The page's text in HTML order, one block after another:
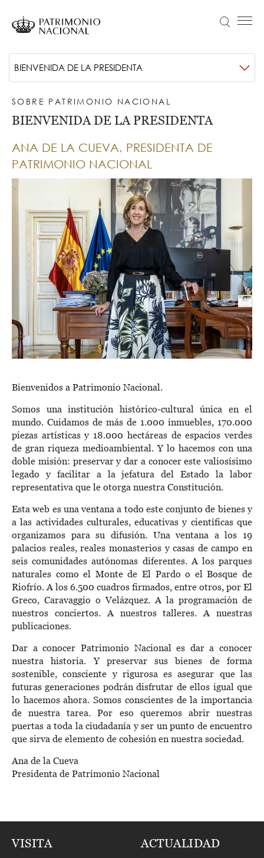
contenido
Idiomas
disponibles
Navegación
principal
ACTUALIDAD
COLECCIONES
NOSOTROS
TRANSPARENCIA
ENTRADAS
Buscar
Submenú
-
Sobre
nacional
BIENVENIDA DE LA PRESIDENTA
SOBRE PATRIMONIO NACIONAL
BIENVENIDA DE LA PRESIDENTA
ANA DE LA CUEVA, PRESIDENTA DE
PATRIMONIO NACIONAL
Bienvenidos a Patrimonio Nacional.
Somos una institución histórico-cultural única en el
mundo. Cuidamos de más de 1.000 inmuebles, 170.000
piezas artísticas y 18.000 hectáreas de espacios verdes
de gran riqueza medioambiental. Y lo hacemos con una
doble misión: preservar y dar a conocer este valiosísimo
legado y facilitar a la jefatura del Estado la labor
representativa que le otorga nuestra Constitución.
Esta web es una ventana a todo este conjunto de bienes y
a las actividades culturales, educativas y científicas que
organizamos para su difusión. Una ventana a los 19
palacios reales, reales monasterios y casas de campo en
seis comunidades autónomas diferentes. A los parques
naturales como el Monte de El Pardo o el Bosque de
Riofrío. A los 6.500 cuadros firmados, entre otros, por El
Greco, Caravaggio o Velázquez. A la programación de
nuestros conciertos. A nuestros talleres. A nuestras
publicaciones.
Dar a conocer Patrimonio Nacional es dar a conocer
nuestra historia. Y preservar sus bienes de forma
sostenible, consciente y rigurosa es asegurar que las
futuras generaciones podrán disfrutar de ellos igual que
lo hacemos ahora. Somos conscientes de la importancia
de nuestra tarea. Por eso queremos abrir nuestras
puertas a toda la ciudadanía y ser un punto de encuentro
que sirva de elemento de cohesión en nuestra sociedad.
Ana de la Cueva
Presidenta de Patrimonio Nacional
VISITA ACTUALIDAD